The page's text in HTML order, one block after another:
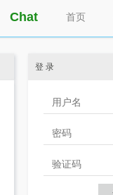
首页
Chat
登 录